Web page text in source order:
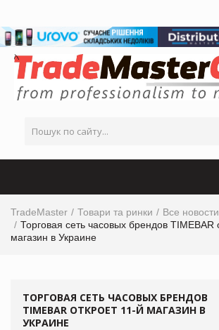
TradeMaster Товари та ринки
Все новости
Торговая сеть часовых брендов TIMEBAR
магазин в Украине
ТОРГОВАЯ СЕТЬ ЧАСОВЫХ БРЕНДОВ
TIMEBAR ОТКРОЕТ 11-Й МАГАЗИН В
УКРАИНЕ